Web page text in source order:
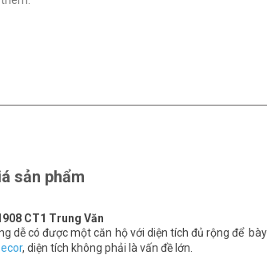
sản phẩm
CT1 Trung Văn
dễ có được một căn hộ với diện tích đủ rộng để
, diện tích không phải là vấn đề lớn.